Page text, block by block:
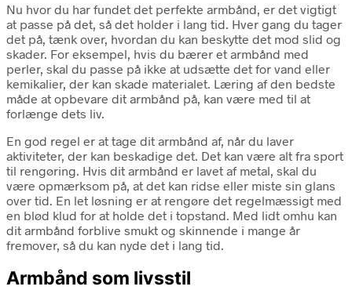
Nu hvor du har fundet det perfekte armbånd, er det vigtigt
at passe på det, så det holder i lang tid. Hver gang du tager
det på, tænk over, hvordan du kan beskytte det mod slid og
skader. For eksempel, hvis du bærer et armbånd med
perler, skal du passe på ikke at udsætte det for vand eller
kemikalier, der kan skade materialet. Læring af den bedste
måde at opbevare dit armbånd på, kan være med til at
forlænge dets liv.
En god regel er at tage dit armbånd af, når du laver
aktiviteter, der kan beskadige det. Det kan være alt fra sport
til rengøring. Hvis dit armbånd er lavet af metal, skal du
være opmærksom på, at det kan ridse eller miste sin glans
over tid. En let løsning er at rengøre det regelmæssigt med
en blød klud for at holde det i topstand. Med lidt omhu kan
dit armbånd forblive smukt og skinnende i mange år
fremover, så du kan nyde det i lang tid.
Armbånd som livsstil